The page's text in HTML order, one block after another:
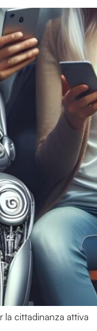
la cittadinanza attiva